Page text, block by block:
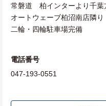
常磐道 柏インターより千
オートウェーブ柏沼南店隣り
二輪・四輪駐車場完備
電話番号
047-193-0551